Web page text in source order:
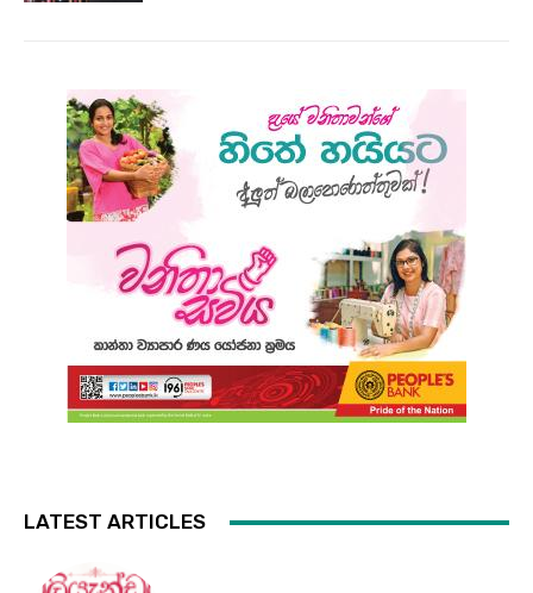
LATEST ARTICLES